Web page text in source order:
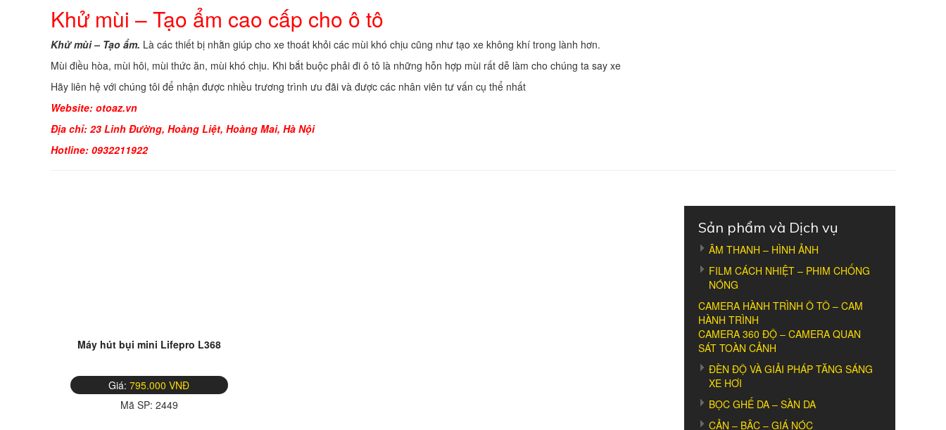
Khử mùi – Tạo ẩm cao cấp cho ô tô
Khử mùi – Tạo ẩm. Là các thiết bị nhằn giúp cho xe thoát khỏi các mùi khó chịu cũng như tạo xe không khí trong lành hơn.
Mùi điều hòa, mùi hôi, mùi thức ăn, mùi khó chịu. Khi bắt buộc phải đi ô tô là những hỗn hợp mùi rất dễ làm cho chúng ta say xe
Hãy liên hệ với chúng tôi để nhận được nhiều trương trình ưu đãi và được các nhân viên tư vấn cụ thể nhất
Website: otoaz.vn
Địa chỉ: 23 Linh Đường, Hoàng Liệt, Hoàng Mai, Hà Nội
Hotline: 0932211922
Máy hút bụi mini Lifepro L368
Giá:795.000 VNĐ
Mã SP: 2449
Sản phẩm và Dịch vụ
ÂM THANH – HÌNH ẢNH
FILM CÁCH NHIỆT – PHIM CHỐNG
NÓNG
CAMERA HÀNH TRÌNH Ô TÔ – CAM
HÀNH TRÌNH
CAMERA 360 ĐỘ – CAMERA QUAN
SÁT TOÀN CẢNH
ĐÈN ĐỘ VÀ GIẢI PHÁP TĂNG SÁNG
XE HƠI
BỌC GHẾ DA – SÀN DA
CẢN – BẬC – GIÁ NÓC